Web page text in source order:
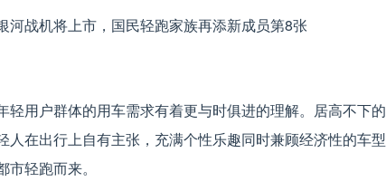
用户群体的用车需求有着更与时俱进的理解。居高不下的
在出行上自有主张，充满个性乐趣同时兼顾经济性的车型
轻跑而来。